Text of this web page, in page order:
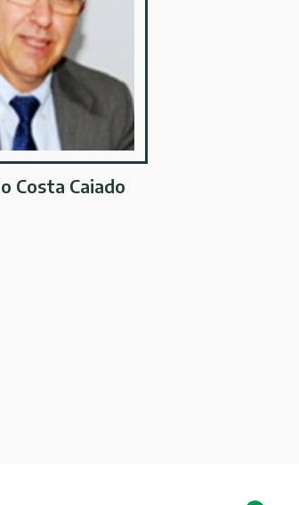
Costa Caiado